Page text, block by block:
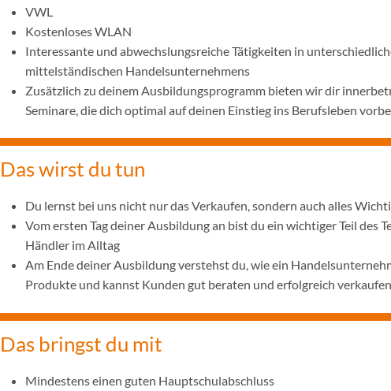
VWL
Kostenloses WLAN
Interessante und abwechslungsreiche Tätigkeiten in
mittelständischen Handelsunternehmens
Zusätzlich zu deinem Ausbildungsprogramm bieten wir dir
Seminare, die dich optimal auf deinen Einstieg ins Berufsleben
Das wirst du tun
Du lernst bei uns nicht nur das Verkaufen, sondern auch alles
Vom ersten Tag deiner Ausbildung an bist du ein wichtiger Teil des
Händler im Alltag
Am Ende deiner Ausbildung verstehst du, wie ein
Produkte und kannst Kunden gut beraten und erfolgreich verkaufen
Das bringst du mit
Mindestens einen guten Hauptschulabschluss